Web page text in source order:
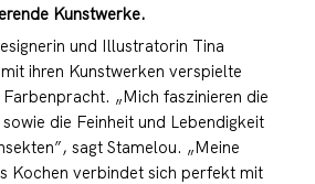
Kunstwerke.
und Illustratorin Tina
ihren Kunstwerken verspielte
„Mich faszinieren die
die Feinheit und Lebendigkeit
sagt Stamelou. „Meine
Kochen verbindet sich perfekt mit